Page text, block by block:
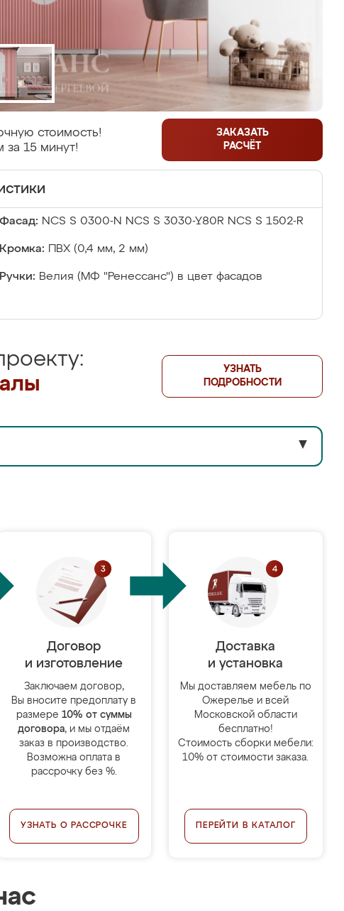
стоимость!
за 15 минут!
ЗАКАЗАТЬ
РАСЧЁТ
Фасад: NCS S 0300-N NCS S 3030-Y80R NCS S 1502-R
Кромка: ПВХ (0,4 мм, 2 мм)
Ручки: Велия (МФ "Ренессанс") в цвет фасадов
УЗНАТЬ
ПОДРОБНОСТИ
▼
Договор
и изготовление
Заключаем договор,
Вы вносите предоплату в
размере 10% от суммы
договора, и мы отдаём
заказ в производство.
Возможна оплата в
рассрочку без %.
УЗНАТЬ О РАССРОЧКЕ
Доставка
и установка
Мы доставляем мебель по
Ожерелье и всей
Московской области
бесплатно!
Стоимость сборки мебели:
10% от стоимости заказа.
ПЕРЕЙТИ В КАТАЛОГ